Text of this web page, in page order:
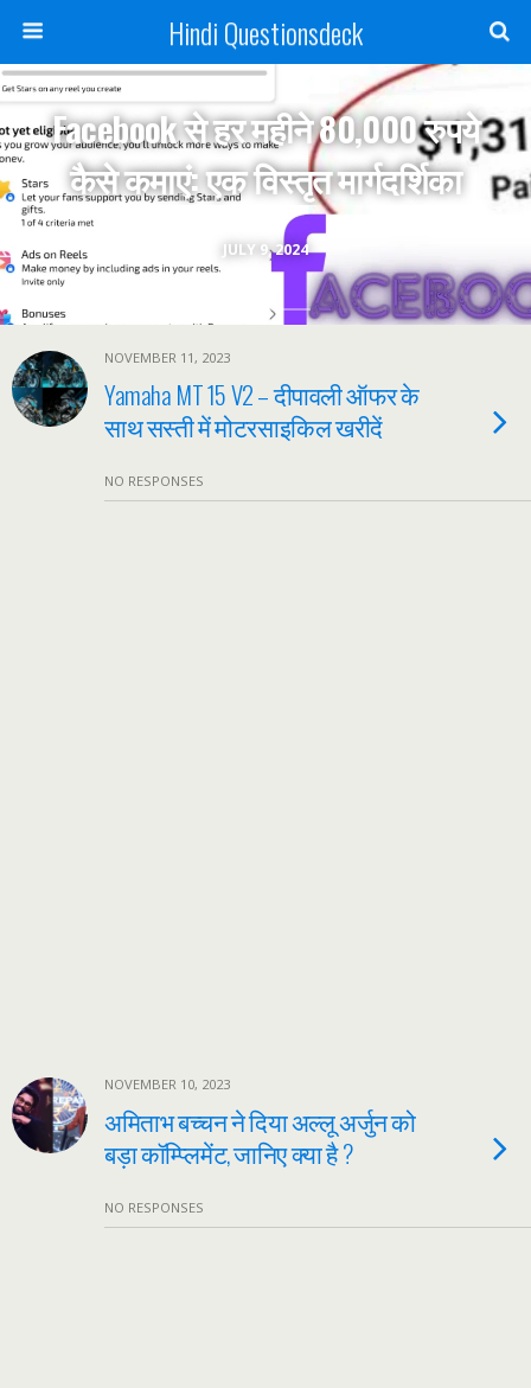
Hindi Questionsdeck
JULY 9, 2024
Facebook से हर महीने 80,000 रुपये
कैसे कमाएं: एक विस्तृत मार्गदर्शिका
NOVEMBER 11, 2023
Yamaha MT 15 V2 – दीपावली ऑफर के
साथ सस्ती में मोटरसाइकिल खरीदें
NO RESPONSES
NOVEMBER 10, 2023
अमिताभ बच्चन ने दिया अल्लू अर्जुन को
बड़ा कॉम्प्लिमेंट, जानिए क्या है ?
NO RESPONSES